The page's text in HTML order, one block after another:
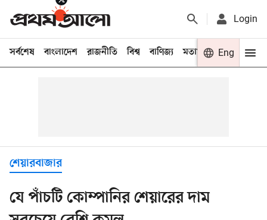
Login
সর্বশেষ বাংলাদেশ রাজনীতি বিশ্ব বাণিজ্য মতামত খেলা
Eng
শেয়ারবাজার
যে পাঁচটি কোম্পানির শেয়ারের দাম